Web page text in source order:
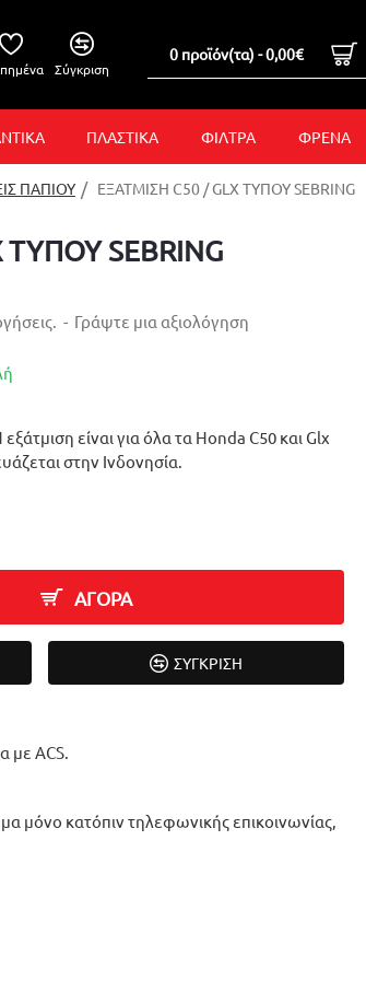
Σύγκριση
0 προϊόν(τα) - 0,00€
ΠΛΑΣΤΙΚΑ ΦΙΛΤΡΑ ΦΡΕΝΑ
ΠΑΠΙΟΥ ΕΞΑΤΜΙΣΗ C50 / GLX ΤΥΠΟΥ SEBRING
SEBRING
είναι για όλα τα Honda C50 και Glx
στην Ινδονησία.
- Γράψτε μια αξιολόγηση
ΑΓΟΡΑ
ΣΎΓΚΡΙΣΗ
με ACS.
μόνο κατόπιν τηλεφωνικής επικοινωνίας,